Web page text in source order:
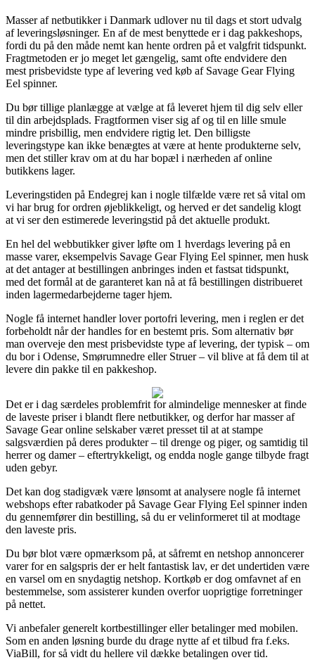
Masser af netbutikker i Danmark udlover nu til dags et stort udvalg
af leveringsløsninger. En af de mest benyttede er i dag pakkeshops,
fordi du på den måde nemt kan hente ordren på et valgfrit tidspunkt.
Fragtmetoden er jo meget let gængelig, samt ofte endvidere den
mest prisbevidste type af levering ved køb af Savage Gear Flying
Eel spinner.
Du bør tillige planlægge at vælge at få leveret hjem til dig selv eller
til din arbejdsplads. Fragtformen viser sig af og til en lille smule
mindre prisbillig, men endvidere rigtig let. Den billigste
leveringstype kan ikke benægtes at være at hente produkterne selv,
men det stiller krav om at du har bopæl i nærheden af online
butikkens lager.
Leveringstiden på Endegrej kan i nogle tilfælde være ret så vital om
vi har brug for ordren øjeblikkeligt, og herved er det sandelig klogt
at vi ser den estimerede leveringstid på det aktuelle produkt.
En hel del webbutikker giver løfte om 1 hverdags levering på en
masse varer, eksempelvis Savage Gear Flying Eel spinner, men husk
at det antager at bestillingen anbringes inden et fastsat tidspunkt,
med det formål at de garanteret kan nå at få bestillingen distribueret
inden lagermedarbejderne tager hjem.
Nogle få internet handler lover portofri levering, men i reglen er det
forbeholdt når der handles for en bestemt pris. Som alternativ bør
man overveje den mest prisbevidste type af levering, der typisk – om
du bor i Odense, Smørumnedre eller Struer – vil blive at få dem til at
levere din pakke til en pakkeshop.
Det er i dag særdeles problemfrit for almindelige mennesker at finde
de laveste priser i blandt flere netbutikker, og derfor har masser af
Savage Gear online selskaber været presset til at at stampe
salgsværdien på deres produkter – til drenge og piger, og samtidig til
herrer og damer – eftertrykkeligt, og endda nogle gange tilbyde fragt
uden gebyr.
Det kan dog stadigvæk være lønsomt at analysere nogle få internet
webshops efter rabatkoder på Savage Gear Flying Eel spinner inden
du gennemfører din bestilling, så du er velinformeret til at modtage
den laveste pris.
Du bør blot være opmærksom på, at såfremt en netshop annoncerer
varer for en salgspris der er helt fantastisk lav, er det undertiden være
en varsel om en snydagtig netshop. Kortkøb er dog omfavnet af en
bestemmelse, som assisterer kunden overfor uoprigtige forretninger
på nettet.
Vi anbefaler generelt kortbestillinger eller betalinger med mobilen.
Som en anden løsning burde du drage nytte af et tilbud fra f.eks.
ViaBill, for så vidt du hellere vil dække betalingen over tid.